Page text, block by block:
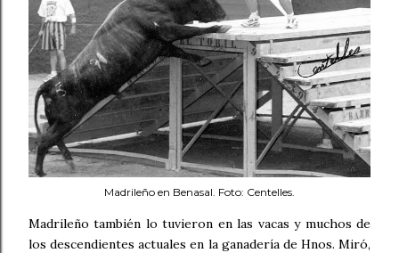
Madrileño en Benasal. Foto: Centelles.
Madrileño también lo tuvieron en las vacas y muchos de
los descendientes actuales en la ganadería de Hnos. Miró,